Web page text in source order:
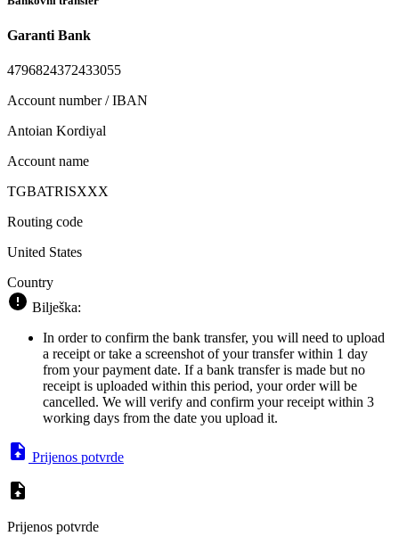
Garanti Bank
4796824372433055
Account number / IBAN
Antoian Kordiyal
Account name
TGBATRISXXX
Routing code
United States
Country
Bilješka:
In order to confirm the bank transfer, you will need to upload
a receipt or take a screenshot of your transfer within 1 day
from your payment date. If a bank transfer is made but no
receipt is uploaded within this period, your order will be
cancelled. We will verify and confirm your receipt within 3
working days from the date you upload it.
Prijenos potvrde
Prijenos potvrde